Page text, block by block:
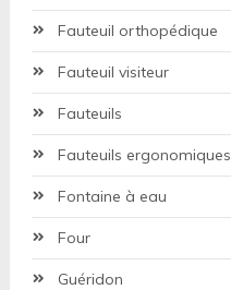
Fauteuil orthopédique
Fauteuil visiteur
Fauteuils
Fauteuils ergonomiques
Fontaine à eau
Four
Guéridon